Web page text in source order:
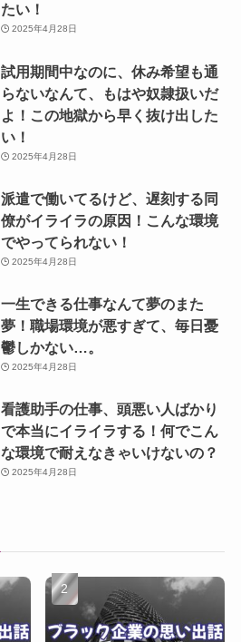
たい！
2025年4月28日
試用期間中なのに、休み希望も通
らないなんて、もはや奴隷扱いだ
よ！この地獄から早く抜け出した
い！
2025年4月28日
派遣で働いてるけど、遅刻する同
僚がイライラの原因！こんな環境
でやってられない！
2025年4月28日
一生できる仕事なんて夢のまた
夢！職場環境が悪すぎて、毎日憂
鬱しかない…。
2025年4月28日
看護助手の仕事、頭悪い人ばかり
で本当にイライラする！何でこん
な環境で耐えなきゃいけないの？
2025年4月28日